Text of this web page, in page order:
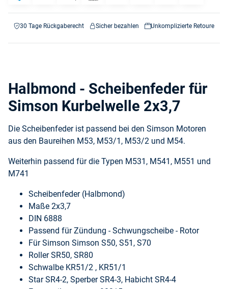
30 Tage Rückgaberecht Sicher bezahlen Unkomplizierte Retoure
Halbmond - Scheibenfeder für
Simson Kurbelwelle 2x3,7
Die Scheibenfeder ist passend bei den Simson Motoren
aus den Baureihen M53, M53/1, M53/2 und M54.
Weiterhin passend für die Typen M531, M541, M551 und
M741
Scheibenfeder (Halbmond)
Maße 2x3,7
DIN 6888
Passend für Zündung - Schwungscheibe - Rotor
Für Simson Simson S50, S51, S70
Roller SR50, SR80
Schwalbe KR51/2 , KR51/1
Star SR4-2, Sperber SR4-3, Habicht SR4-4